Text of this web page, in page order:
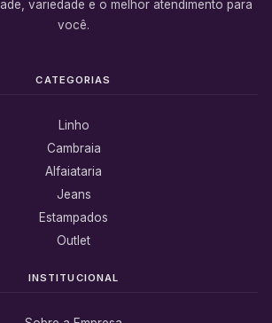
variedade e o melhor atendimento para
você.
CATEGORIAS
Linho
Cambraia
Alfaiataria
Jeans
Estampados
Outlet
INSTITUCIONAL